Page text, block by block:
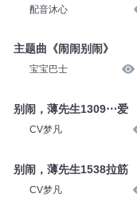
配音沐心
主题曲《闹闹别闹》
宝宝巴士
别闹，薄先生1309⋯爱
CV梦凡
别闹，薄先生1538拉筋
CV梦凡